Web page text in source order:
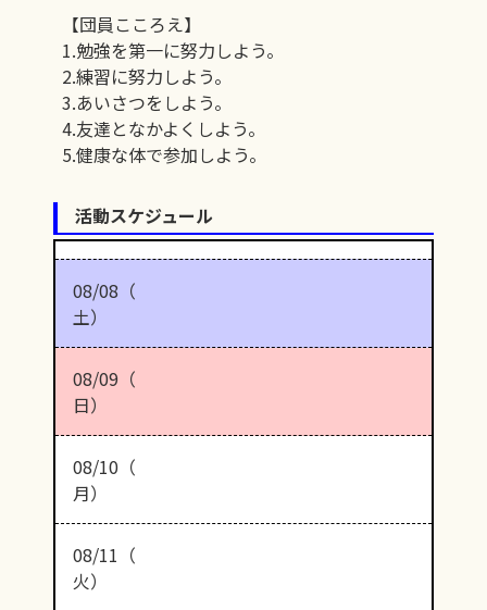
【団員こころえ】
1.勉強を第一に努力しよう。
2.練習に努力しよう。
3.あいさつをしよう。
4.友達となかよくしよう。
5.健康な体で参加しよう。
活動スケジュール
08/08（
土）
08/09（
日）
08/10（
月）
08/11（
火）